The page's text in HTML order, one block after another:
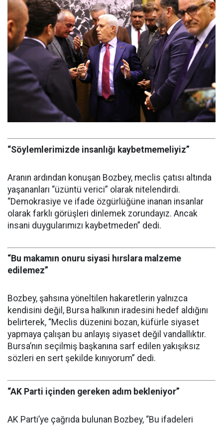
“Söylemlerimizde insanlığı kaybetmemeliyiz”
Aranın ardından konuşan Bozbey, meclis çatısı altında
yaşananları “üzüntü verici” olarak nitelendirdi.
“Demokrasiye ve ifade özgürlüğüne inanan insanlar
olarak farklı görüşleri dinlemek zorundayız. Ancak
insani duygularımızı kaybetmeden” dedi.
“Bu makamın onuru siyasi hırslara malzeme
edilemez”
Bozbey, şahsına yöneltilen hakaretlerin yalnızca
kendisini değil, Bursa halkının iradesini hedef aldığını
belirterek, “Meclis düzenini bozan, küfürle siyaset
yapmaya çalışan bu anlayış siyaset değil vandallıktır.
Bursa’nın seçilmiş başkanına sarf edilen yakışıksız
sözleri en sert şekilde kınıyorum” dedi.
“AK Parti içinden gereken adım bekleniyor”
AK Parti’ye çağrıda bulunan Bozbey, “Bu ifadeleri